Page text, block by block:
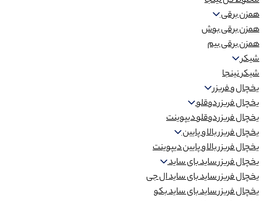
همزن برقی
همزن برقی بوش
همزن برقی بیم
شیکر
شیکر نینجا
یخچال و فریزر
یخچال فریزر دوقلو
یخچال فریزر دوقلو دیپوینت
یخچال فریزر بالا و پایین
یخچال فریزر بالا و پایین دیپوینت
یخچال فریزر ساید بای ساید
یخچال فریزر ساید بای ساید ال جی
یخچال فریزر ساید بای ساید بکو